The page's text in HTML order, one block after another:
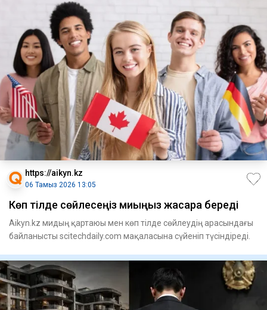
https://aikyn.kz
06 Тамыз 2026 13:05
Көп тілде сөйлесеңіз миыңыз жасара береді
Aikyn.kz мидың қартаюы мен көп тілде сөйлеудің арасындағы
байланысты scitechdaily.com мақаласына сүйеніп түсіндіреді.